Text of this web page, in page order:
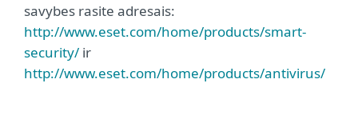
savybes rasite adresais:
http://www.eset.com/home/products/smart-
security/ ir
http://www.eset.com/home/products/antivirus/